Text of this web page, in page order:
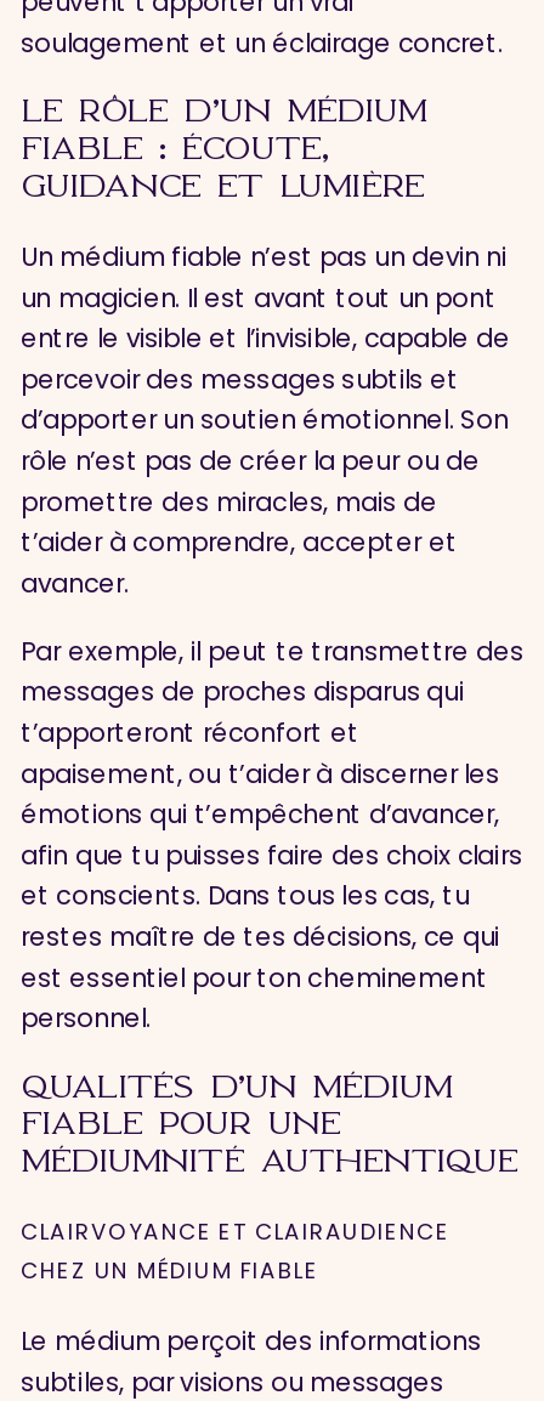
soulagement et un éclairage concret.
LE RÔLE D’UN MÉDIUM
FIABLE : ÉCOUTE,
GUIDANCE ET LUMIÈRE
Un médium fiable n’est pas un devin ni
un magicien. Il est avant tout un pont
entre le visible et l’invisible, capable de
percevoir des messages subtils et
d’apporter un soutien émotionnel. Son
rôle n’est pas de créer la peur ou de
promettre des miracles, mais de
t’aider à comprendre, accepter et
avancer.
Par exemple, il peut te transmettre des
messages de proches disparus qui
t’apporteront réconfort et
apaisement, ou t’aider à discerner les
émotions qui t’empêchent d’avancer,
afin que tu puisses faire des choix clairs
et conscients. Dans tous les cas, tu
restes maître de tes décisions, ce qui
est essentiel pour ton cheminement
personnel.
QUALITÉS D’UN MÉDIUM
FIABLE POUR UNE
MÉDIUMNITÉ AUTHENTIQUE
CLAIRVOYANCE ET CLAIRAUDIENCE
CHEZ UN MÉDIUM FIABLE
Le médium perçoit des informations
subtiles, par visions ou messages